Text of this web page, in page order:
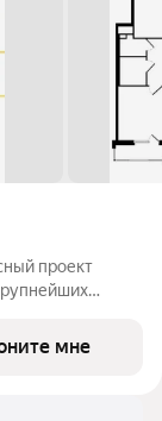
мне